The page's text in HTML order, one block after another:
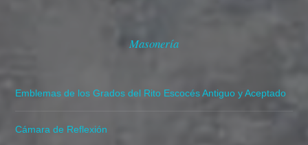
Masonería
Emblemas de los Grados del Rito Escocés Antiguo y Aceptado
Cámara de Reflexión